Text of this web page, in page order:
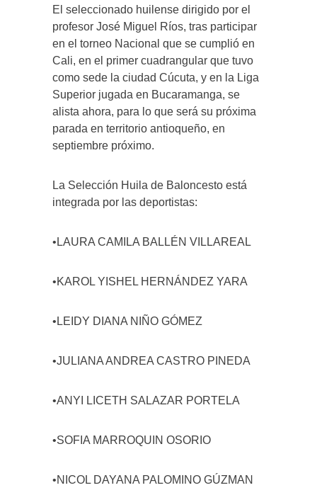
El seleccionado huilense dirigido por el
profesor José Miguel Ríos, tras participar
en el torneo Nacional que se cumplió en
Cali, en el primer cuadrangular que tuvo
como sede la ciudad Cúcuta, y en la Liga
Superior jugada en Bucaramanga, se
alista ahora, para lo que será su próxima
parada en territorio antioqueño, en
septiembre próximo.
La Selección Huila de Baloncesto está
integrada por las deportistas:
•LAURA CAMILA BALLÉN VILLAREAL
•KAROL YISHEL HERNÁNDEZ YARA
•LEIDY DIANA NIÑO GÓMEZ
•JULIANA ANDREA CASTRO PINEDA
•ANYI LICETH SALAZAR PORTELA
•SOFIA MARROQUIN OSORIO
•NICOL DAYANA PALOMINO GÚZMAN